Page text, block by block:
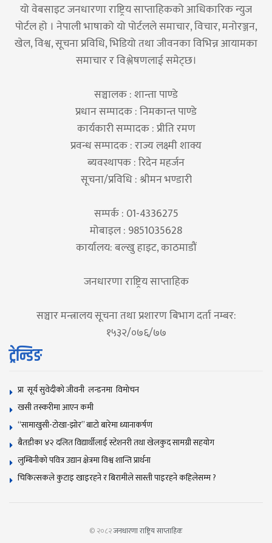
यो वेबसाइट जनधारणा राष्ट्रिय साप्ताहिकको आधिकारिक न्युज
पोर्टल हो । नेपाली भाषाको यो पोर्टलले समाचार, विचार, मनोरञ्जन,
खेल, विश्व, सूचना प्रविधि, भिडियो तथा जीवनका विभिन्न आयामका
समाचार र विश्लेषणलाई समेट्छ।
सञ्चालक : शान्ता पाण्डे
प्रधान सम्पादक : निमकान्त पाण्डे
कार्यकारी सम्पादक : प्रीति रमण
प्रवन्ध सम्पादक : राज्य लक्ष्मी शाक्य
ब्यवस्थापक : रिदेन महर्जन
सूचना/प्रविधि : श्रीमन भण्डारी
सम्पर्क : 01-4336275
मोबाइल : 9851035628
कार्यालय: बल्खु हाइट, काठमाडौं
जनधारणा राष्ट्रिय साप्ताहिक
सञ्चार मन्त्रालय सूचना तथा प्रशारण बिभाग दर्ता नम्बर:
१५३२/०७६/७७
ट्रेन्डिङ
प्रा सूर्य सुवेदीको जीवनी लन्डनमा विमोचन
खसी तस्करीमा आएन कमी
“सामाखुसी-टोखा-झोर” बाटो बारेमा ध्यानाकर्षण
बैतडीका ४२ दलित विद्यार्थीलाई स्टेशनरी तथा खेलकुद सामग्री सहयोग
लुम्बिनीको पवित्र उद्यान क्षेत्रमा विश्व शान्ति प्रार्थना
चिकित्सकले कुटाइ खाइरहने र बिरामीले सास्ती पाइरहने कहिलेसम्म ?
© २०८२जनधारणा राष्ट्रिय साप्ताहिक